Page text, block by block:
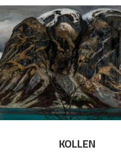
KOLLEN